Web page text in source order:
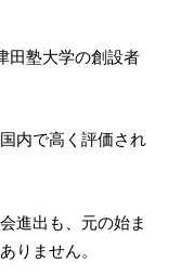
田塾大学の創設者
内で高く評価され
進出も、元の始ま
りません。